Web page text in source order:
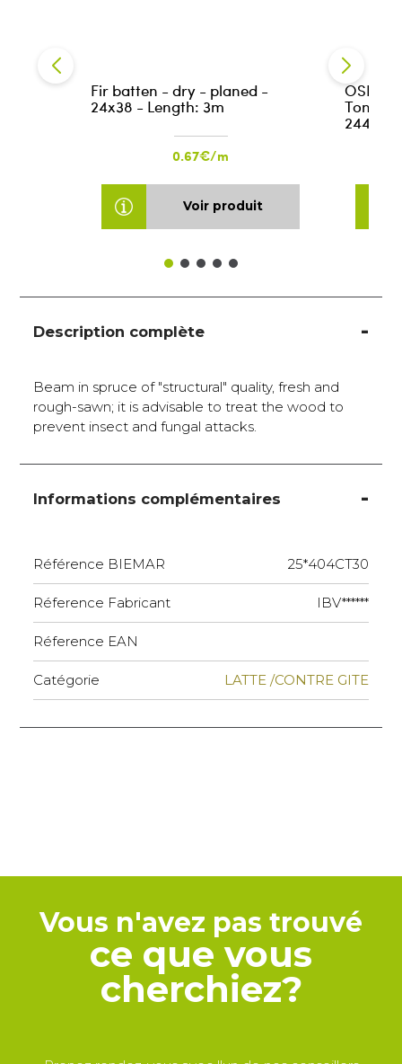
Fir batten - dry - planed -
24x38 - Length: 3m
0.67€/m
Voir produit
OSB-3
Tongue
2440/
Description complète
Beam in spruce of "structural" quality, fresh and
rough-sawn; it is advisable to treat the wood to
prevent insect and fungal attacks.
Informations complémentaires
Référence BIEMAR 25*404CT30
Réference Fabricant IBV******
Réference EAN
Catégorie LATTE /CONTRE GITE
Vous n'avez pas trouvé
ce que vous
cherchiez?